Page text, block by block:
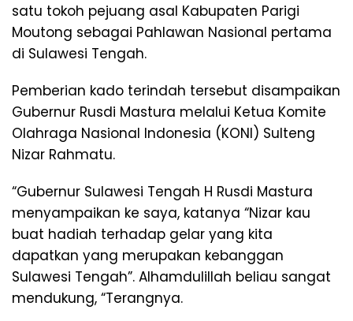
satu tokoh pejuang asal Kabupaten Parigi
Moutong sebagai Pahlawan Nasional pertama
di Sulawesi Tengah.
Pemberian kado terindah tersebut disampaikan
Gubernur Rusdi Mastura melalui Ketua Komite
Olahraga Nasional Indonesia (KONI) Sulteng
Nizar Rahmatu.
“Gubernur Sulawesi Tengah H Rusdi Mastura
menyampaikan ke saya, katanya “Nizar kau
buat hadiah terhadap gelar yang kita
dapatkan yang merupakan kebanggan
Sulawesi Tengah”. Alhamdulillah beliau sangat
mendukung, “Terangnya.